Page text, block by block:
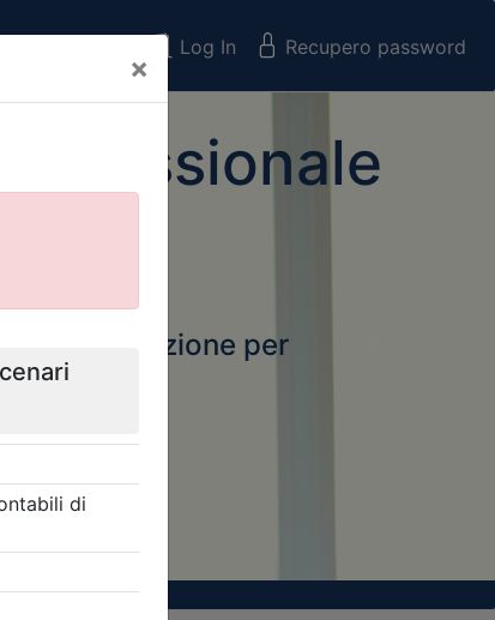
×
Log In Recupero password
della formazione per